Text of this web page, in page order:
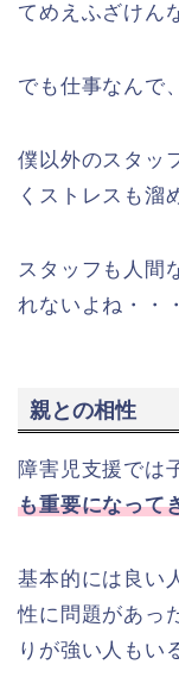
てめえふざけん
でも仕事なんで
僕以外のスタッ
くストレスも溜
スタッフも人間
れないよね・・・
親との相性
障害児支援では
も重要になって
基本的には良い
性に問題があっ
りが強い人もい